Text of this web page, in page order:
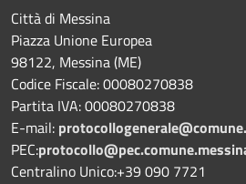
Città di Messina
Piazza Unione Europea
98122, Messina (ME)
Codice Fiscale: 00080270838
Partita IVA: 00080270838
E-mail: protocollogenerale@comune.
PEC:
Centralino Unico:+39 090 7721